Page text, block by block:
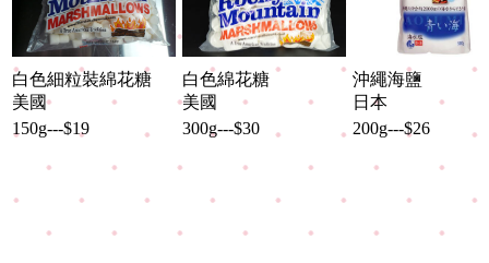
白色細粒裝綿花糖
美國
白色綿花糖
美國
沖繩海鹽
日本
150g---$19
300g---$30 200g---$26